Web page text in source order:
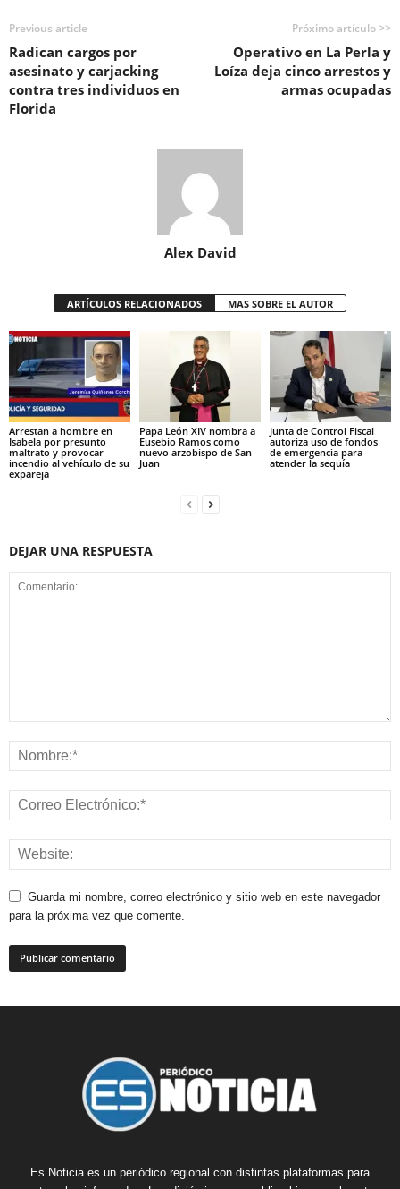
Previous article
Radican cargos por
asesinato y carjacking
contra tres individuos en
Florida
Próximo artículo >>
Operativo en La Perla y
Loíza deja cinco arrestos y
armas ocupadas
Alex David
ARTÍCULOS RELACIONADOS MAS SOBRE EL AUTOR
Arrestan a hombre en
Isabela por presunto
maltrato y provocar
incendio al vehículo de su
expareja
Papa León XIV nombra a
Eusebio Ramos como
nuevo arzobispo de San
Juan
Junta de Control Fiscal
autoriza uso de fondos
de emergencia para
atender la sequía
DEJAR UNA RESPUESTA
Guarda mi nombre, correo electrónico y sitio web en este navegador
para la próxima vez que comente.
Es Noticia es un periódico regional con distintas plataformas para